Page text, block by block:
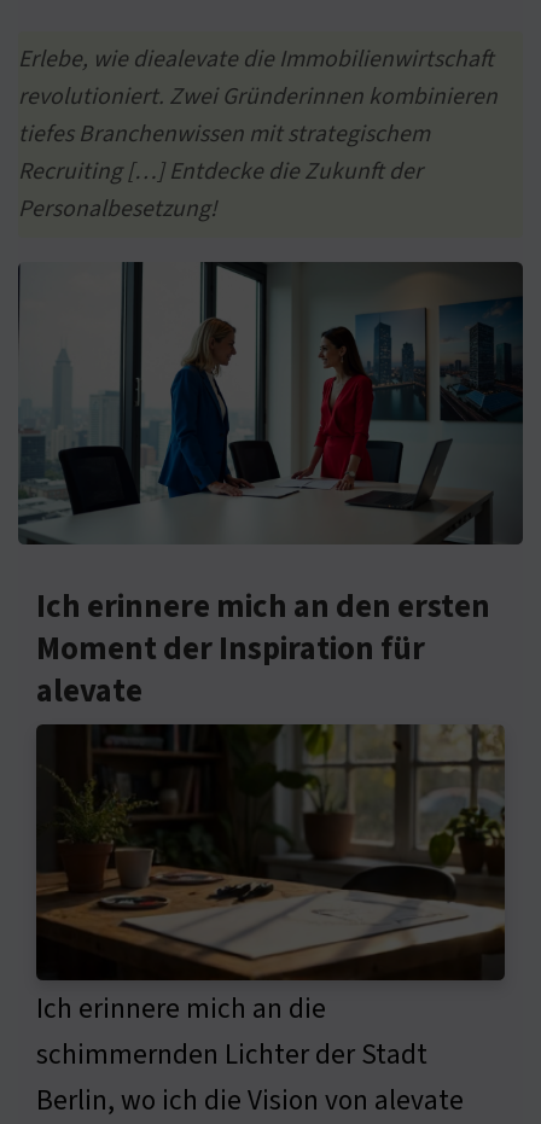
Erlebe, wie diealevate die Immobilienwirtschaft
revolutioniert. Zwei Gründerinnen kombinieren
tiefes Branchenwissen mit strategischem
Recruiting […] Entdecke die Zukunft der
Personalbesetzung!
Ich erinnere mich an den ersten
Moment der Inspiration für
alevate
Ich erinnere mich an die
schimmernden Lichter der Stadt
Berlin, wo ich die Vision von alevate